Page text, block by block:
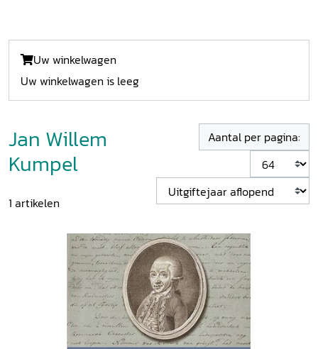
Uw winkelwagen
Uw winkelwagen is leeg
Jan Willem
Kumpel
1 artikelen
Aantal per pagina: